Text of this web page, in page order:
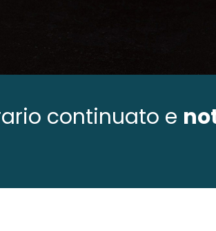
continuato e